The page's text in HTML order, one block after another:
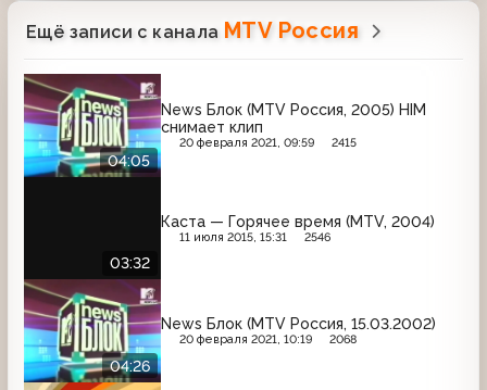
Ещё записи с канала MTV Россия
04:05
News Блок (MTV Россия, 2005) HIM
снимает клип
20 февраля 2021, 09:59 2415
03:32
Каста — Горячее время (MTV, 2004)
11 июля 2015, 15:31 2546
04:26
News Блок (MTV Россия, 15.03.2002)
20 февраля 2021, 10:19 2068